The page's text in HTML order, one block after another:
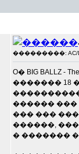
���������: AC/DC
O� BIG
������� 18
������ ���
��� ���
������,
� �������